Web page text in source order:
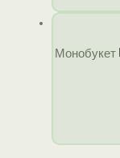
Монобукет